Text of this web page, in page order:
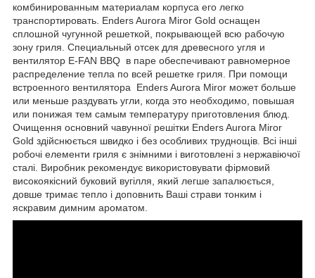
комбинированным материалам корпуса его легко
транспортировать. Enders Aurora Miror Gold оснащен
сплошной чугунной решеткой, покрывающей всю рабочую
зону гриля. Специальный отсек для древесного угля и
вентилятор E-FAN BBQ в паре обеспечивают равномерное
распределение тепла по всей решетке гриля. При помощи
встроенного вентилятора Enders Aurora Miror может больше
или меньше раздувать угли, когда это необходимо, повышая
или понижая тем самым температуру приготовления блюд.
Очищення основний чавунної решітки Enders Aurora Miror
Gold здійснюється швидко і без особливих труднощів. Всі інші
робочі елементи гриля є знімними і виготовлені з нержавіючої
сталі. Виробник рекомендує використовувати фірмовий
високоякісний буковий вугілля, який легше запалюється,
довше тримає тепло і доповнить Ваші страви тонким і
яскравим димним ароматом.